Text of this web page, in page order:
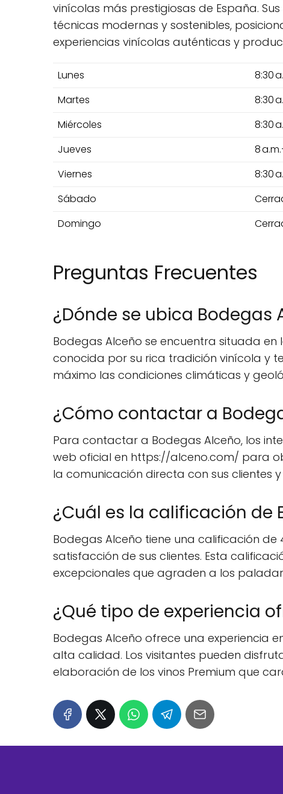
vinícolas más prestigiosas de España.
técnicas modernas y sostenibles,
experiencias vinícolas auténticas y
Lunes
8:30
Martes
8:30
Miércoles
8:30
Jueves
8
Viernes
8:30
Sábado
Domingo
Preguntas Frecuentes
¿Dónde se ubica Bodegas
Bodegas Alceño se encuentra situada en
conocida por su rica tradición vinícola y
máximo las condiciones climáticas y
¿Cómo contactar a
Para contactar a Bodegas Alceño, los
web oficial en https://alceno.com/ para
la comunicación directa con sus clientes y
¿Cuál es la calificación de
Bodegas Alceño tiene una calificación
satisfacción de sus clientes. Esta
excepcionales que agraden a los
¿Qué tipo de experiencia
Bodegas Alceño ofrece una experiencia
alta calidad. Los visitantes pueden
elaboración de los vinos Premium que